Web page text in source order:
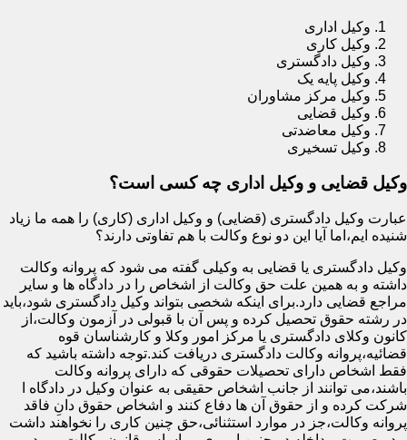
وکیل اداری
وکیل کاری
وکیل دادگستری
وکیل پایه یک
وکیل مرکز مشاوران
وکیل قضایی
وکیل معاضدتی
وکیل تسخیری
وکیل قضایی و وکیل اداری چه کسی است؟
عبارت وکیل دادگستری (قضایی) و وکیل اداری (کاری) را همه ما زیاد
شنیده ایم،اما آیا این دو نوع وکالت با هم تفاوتی دارند؟
وکیل دادگستری یا قضایی به وکیلی گفته می شود که پروانه وکالت
داشته و به همین علت حق وکالت از اشخاص را در دادگاه ها و سایر
مراجع قضایی دارد.برای اینکه شخصی بتواند وکیل دادگستری شود،باید
در رشته حقوق تحصیل کرده و پس آن با قبولی در آزمون وکالت،از
کانون وکلای دادگستری یا مرکز امور وکلا و کارشناسان قوه
قضائیه،پروانه وکالت دادگستری دریافت کند.توجه داشته باشید که
فقط اشخاص دارای تحصیلات حقوقی که دارای پروانه وکالت
باشند،می توانند از جانب اشخاص حقیقی به عنوان وکیل در دادگاه ا
شرکت کرده و از حقوق آن ها دفاع کنند و اشخاص حقوق دانِ فاقد
پروانه وکالت،جز در موارد استثنائی،حق چنین کاری را نخواهند داشت